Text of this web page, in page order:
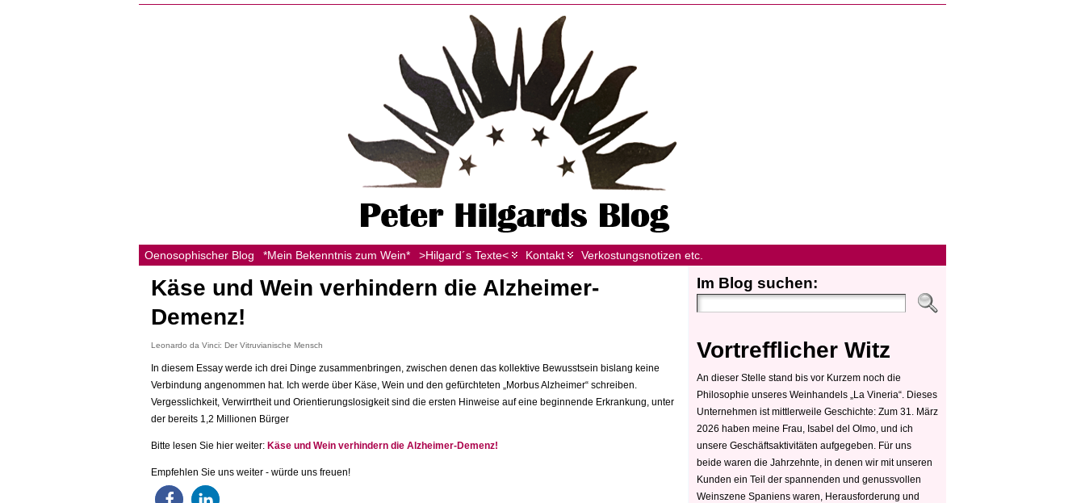
Oenosophischer Blog *Mein Bekenntnis zum Wein* >Hilgard´s Texte< Kontakt Verkostungsnotizen etc.
Käse und Wein verhindern die Alzheimer-
Demenz!
Leonardo da Vinci: Der Vitruvianische Mensch
In diesem Essay werde ich drei Dinge zusammenbringen, zwischen denen das kollektive Bewusstsein bislang keine
Verbindung angenommen hat. Ich werde über Käse, Wein und den gefürchteten „Morbus Alzheimer“ schreiben.
Vergesslichkeit, Verwirrtheit und Orientierungslosigkeit sind die ersten Hinweise auf eine beginnende Erkrankung, unter
der bereits 1,2 Millionen Bürger
Bitte lesen Sie hier weiter: Käse und Wein verhindern die Alzheimer-Demenz!
Empfehlen Sie uns weiter - würde uns freuen!
Im Blog suchen:
Vortrefflicher Witz
An dieser Stelle stand bis vor Kurzem noch die
Philosophie unseres Weinhandels „La Vineria“. Dieses
Unternehmen ist mittlerweile Geschichte: Zum 31. März
2026 haben meine Frau, Isabel del Olmo, und ich
unsere Geschäftsaktivitäten aufgegeben. Für uns
beide waren die Jahrzehnte, in denen wir mit unseren
Kunden ein Teil der spannenden und genussvollen
Weinszene Spaniens waren, Herausforderung und